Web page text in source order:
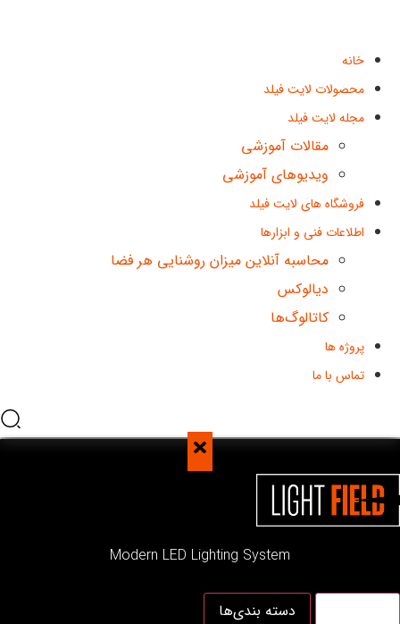
خانه
محصولات لایت فیلد
مجله لایت فیلد
مقالات آموزشی
ویدیوهای آموزشی
فروشگاه های لایت فیلد
اطلاعات فنی و ابزارها
محاسبه آنلاین میزان روشنایی هر فضا
دیالوکس
کاتالوگ‌ها
پروژه ها
تماس با ما
Modern LED Lighting System
دسته بندی‌ها